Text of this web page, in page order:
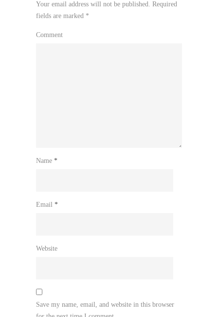
Your email address will not be published. Required
fields are marked *
Comment
Name *
Email *
Website
Save my name, email, and website in this browser